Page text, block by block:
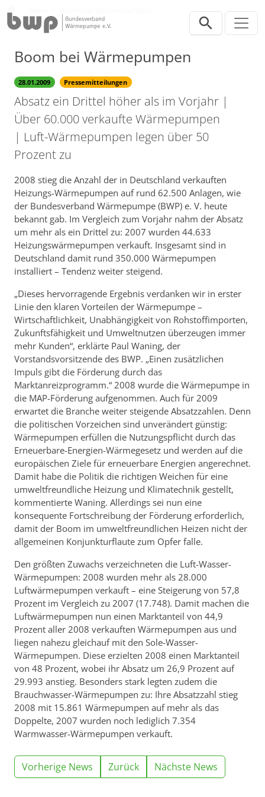
Boom bei Wärmepumpen
28.01.2009 Pressemitteilungen
Absatz ein Drittel höher als im Vorjahr |
Über 60.000 verkaufte Wärmepumpen
| Luft-Wärmepumpen legen über 50
Prozent zu
2008 stieg die Anzahl der in Deutschland verkauften
Heizungs-Wärmepumpen auf rund 62.500 Anlagen, wie
der Bundesverband Wärmepumpe (BWP) e. V. heute
bekannt gab. Im Vergleich zum Vorjahr nahm der Absatz
um mehr als ein Drittel zu: 2007 wurden 44.633
Heizungswärmepumpen verkauft. Insgesamt sind in
Deutschland damit rund 350.000 Wärmepumpen
installiert – Tendenz weiter steigend.
„Dieses hervorragende Ergebnis verdanken wir in erster
Linie den klaren Vorteilen der Wärmepumpe –
Wirtschaftlichkeit, Unabhängigkeit von Rohstoffimporten,
Zukunftsfähigkeit und Umweltnutzen überzeugen immer
mehr Kunden“, erklärte Paul Waning, der
Vorstandsvorsitzende des BWP. „Einen zusätzlichen
Impuls gibt die Förderung durch das
Marktanreizprogramm.“ 2008 wurde die Wärmepumpe in
die MAP-Förderung aufgenommen. Auch für 2009
erwartet die Branche weiter steigende Absatzzahlen. Denn
die politischen Vorzeichen sind unverändert günstig:
Wärmepumpen erfüllen die Nutzungspflicht durch das
Erneuerbare-Energien-Wärmegesetz und werden auf die
europäischen Ziele für erneuerbare Energien angerechnet.
Damit habe die Politik die richtigen Weichen für eine
umweltfreundliche Heizung und Klimatechnik gestellt,
kommentierte Waning. Allerdings sei nun eine
konsequente Fortschreibung der Förderung erforderlich,
damit der Boom im umweltfreundlichen Heizen nicht der
allgemeinen Konjunkturflaute zum Opfer falle.
Den größten Zuwachs verzeichneten die Luft-Wasser-
Wärmepumpen: 2008 wurden mehr als 28.000
Luftwärme­pumpen verkauft – eine Steigerung von 57,8
Prozent im Vergleich zu 2007 (17.748). Damit machen die
Luft­wärmepumpen nun einen Marktanteil von 44,9
Prozent aller 2008 verkauften Wärmepumpen aus und
liegen nahezu gleichauf mit den Sole-Wasser-
Wärmepumpen. Diese erzielten 2008 einen Marktanteil
von 48 Prozent, wobei ihr Absatz um 26,9 Prozent auf
29.993 anstieg. Besonders stark legten zudem die
Brauch­wasser-Wärmepumpen zu: Ihre Absatzzahl stieg
2008 mit 15.861 Wärmepumpen auf mehr als das
Doppelte, 2007 wurden noch lediglich 7.354
Warmwasser-Wärmepumpen verkauft.
Vorherige News Zurück Nächste News